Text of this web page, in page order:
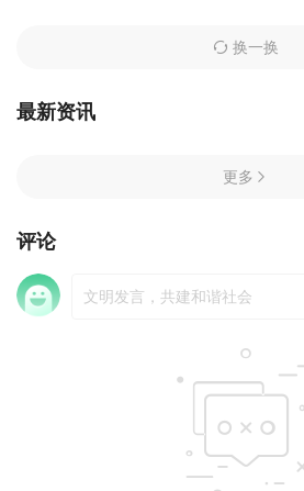
换一换
最新资讯
更多
评论